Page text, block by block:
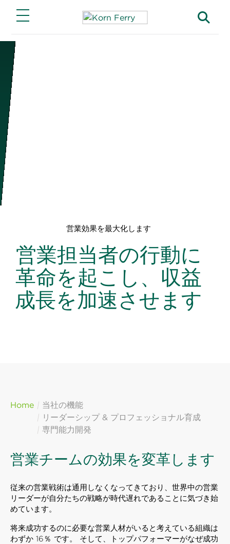
営業効果を最大化します
営業担当者の行動に
革命を起こし、収益
成長を加速させます
Home
当社の機能
リーダーシップ & プロフェッショナル育成
専門能力開発
営業チームの効果を変革します
従来の営業戦術は通用しなくなってきており、世界中の営業
リーダーが自分たちの戦略が時代遅れであることに気づき始
めています。
将来成功するのに必要な営業人材がいると考えている組織は
わずか 16％ です。 そして、トップパフォーマーがなぜ成功